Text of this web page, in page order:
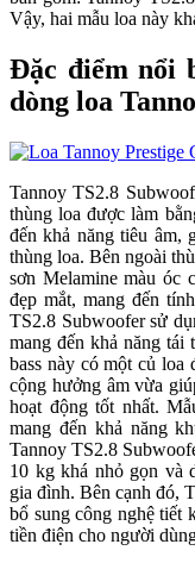
Vậy, hai mẫu loa này
Đặc điểm nổi
dòng loa
Tannoy TS2.8
thùng loa được làm
đến khả năng tiêu âm,
thùng loa. Bên ngoài
sơn Melamine màu óc
đẹp mắt, mang đến
TS2.8 Subwoofer sử
mang đến khả năng tái
bass này có một củ loa
cộng hưởng âm vừa
hoạt động tốt nhất.
mang đến khả năng
Tannoy TS2.8
10 kg khá nhỏ gọn và
gia đình. Bên cạnh đó,
bổ sung công nghệ tiết
tiền điện cho người